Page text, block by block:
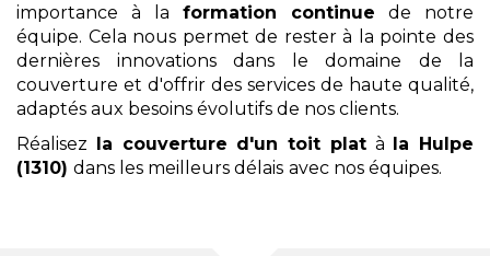
importance à la formation continue de notre
équipe. Cela nous permet de rester à la pointe des
dernières innovations dans le domaine de la
couverture et d'offrir des services de haute qualité,
adaptés aux besoins évolutifs de nos clients.
Réalisez la couverture d'un toit platà la Hulpe
(1310) dans les meilleurs délais avec nos équipes.